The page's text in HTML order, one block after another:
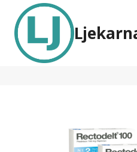
content